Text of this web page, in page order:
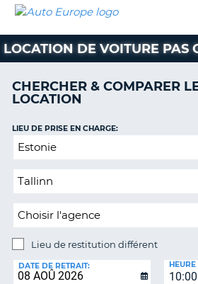
LOCATION
VOITURE
CAMPING-
CAR
AUTO
EUROPE
LOCATION
VOITURE
CAMPING-
CAR
PARTENAIRES
SUPPORT
CLIENT
COMPTE
MA
LOCATION DE VOITURE PAS
CHERCHER & COMPARER
LOCATION
Lieu
restitution
LIEU DE PRISE EN CHARGE:
Lieu de restitution différent
DE
RESTITUTION:
DATE DE RETRAIT:
10:00
HEURE